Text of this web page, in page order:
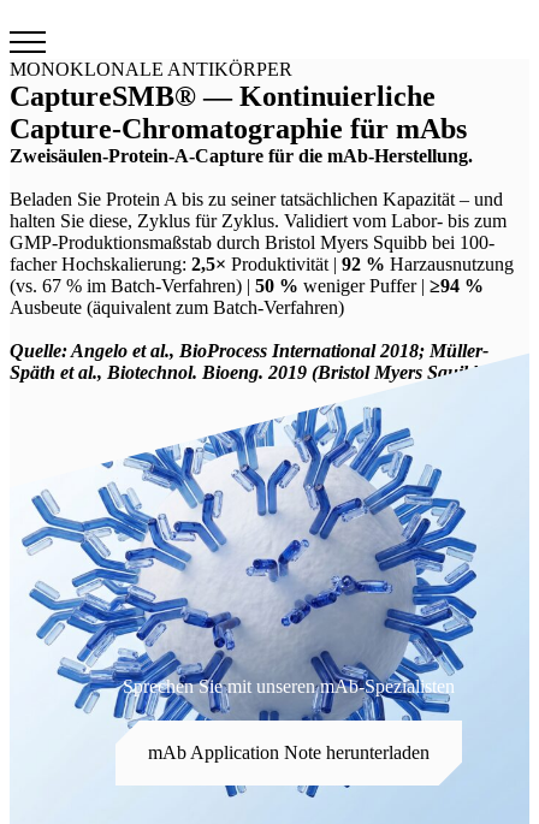
MONOKLONALE ANTIKÖRPER
CaptureSMB® — Kontinuierliche
Capture-Chromatographie für mAbs
Zweisäulen-Protein-A-Capture für die mAb-Herstellung.
Beladen Sie Protein A bis zu seiner tatsächlichen Kapazität – und
halten Sie diese, Zyklus für Zyklus. Validiert vom Labor- bis zum
GMP-Produktionsmaßstab durch Bristol Myers Squibb bei 100-
facher Hochskalierung: 2,5× Produktivität | 92 % Harzausnutzung
(vs. 67 % im Batch-Verfahren) | 50 % weniger Puffer | ≥94 %
Ausbeute (äquivalent zum Batch-Verfahren)
Quelle: Angelo et al., BioProcess International 2018; Müller-
Späth et al., Biotechnol. Bioeng. 2019 (Bristol Myers Squibb)
Sprechen Sie mit unseren mAb-Spezialisten
mAb Application Note herunterladen